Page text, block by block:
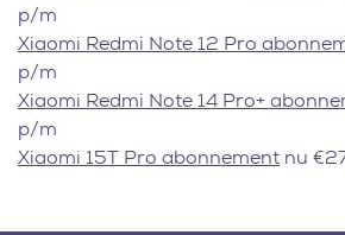
p/m
Xiaomi Redmi Note 12 Pro
p/m
Xiaomi Redmi Note 14 Pro+
p/m
Xiaomi 15T Pro abonnement nu